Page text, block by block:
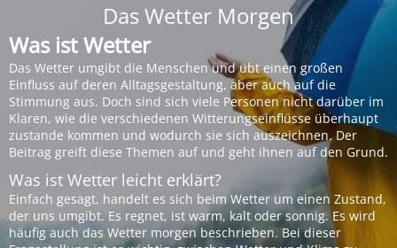
Das Wetter Morgen
Was ist Wetter
Das Wetter umgibt die Menschen und übt einen großen
Einfluss auf deren Alltagsgestaltung, aber auch auf die
Stimmung aus. Doch sind sich viele Personen nicht darüber im
Klaren, wie die verschiedenen Witterungseinflüsse überhaupt
zustande kommen und wodurch sie sich auszeichnen. Der
Beitrag greift diese Themen auf und geht ihnen auf den Grund.
Was ist Wetter leicht erklärt?
Einfach gesagt, handelt es sich beim Wetter um einen Zustand,
der uns umgibt. Es regnet, ist warm, kalt oder sonnig. Es wird
häufig auch das Wetter morgen beschrieben. Bei dieser